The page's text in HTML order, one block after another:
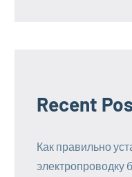
Recent
Как правильно
электропроводку